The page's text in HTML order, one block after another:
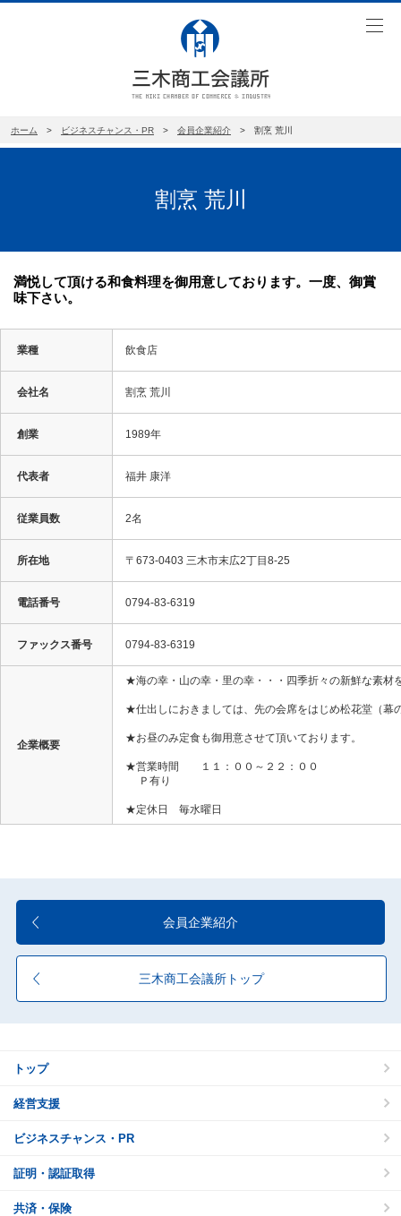
ホーム > ビジネスチャンス・PR > 会員企業紹介 > 割烹 荒川
割烹 荒川
満悦して頂ける和食料理を御用意しております。一度、御賞
味下さい。
業種 飲食店
会社名 割烹 荒川
創業 1989年
代表者 福井 康洋
従業員数 2名
所在地 〒673-0403 三木市末広2丁目8-25
電話番号 0794-83-6319
ファックス番号 0794-83-6319
企業概要
★海の幸・山の幸・里の幸・・・四季折々の新鮮な素材
★仕出しにおきましては、先の会席をはじめ松花堂（幕
★お昼のみ定食も御用意させて頂いております。
★営業時間 １１：００～２２：００
Ｐ有り
★定休日 毎水曜日
会員企業紹介
三木商工会議所トップ
トップ
経営支援
ビジネスチャンス・PR
証明・認証取得
共済・保険